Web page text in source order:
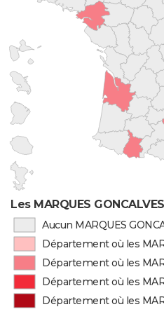
Les MARQUES
Aucun MARQUES
Département où les
Département où les
Département où les
Département où les